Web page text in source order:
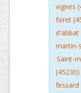
vignes
foret
d'abbat
martin-
Saint-
(45230)
fessard